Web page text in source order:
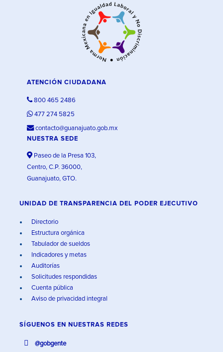
ATENCIÓN CIUDADANA
800 465 2486
477 274 5825
contacto@guanajuato.gob.mx
NUESTRA SEDE
Paseo de la Presa 103,
Centro, C.P. 36000,
Guanajuato, GTO.
UNIDAD DE TRANSPARENCIA DEL PODER EJECUTIVO
Directorio
Estructura orgánica
Tabulador de sueldos
Indicadores y metas
Auditorías
Solicitudes respondidas
Cuenta pública
Aviso de privacidad integral
SÍGUENOS EN NUESTRAS REDES
@gobgente